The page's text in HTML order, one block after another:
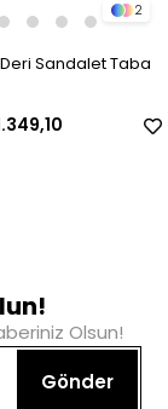
2
Sandalet Taba
Olsun!
Gönder